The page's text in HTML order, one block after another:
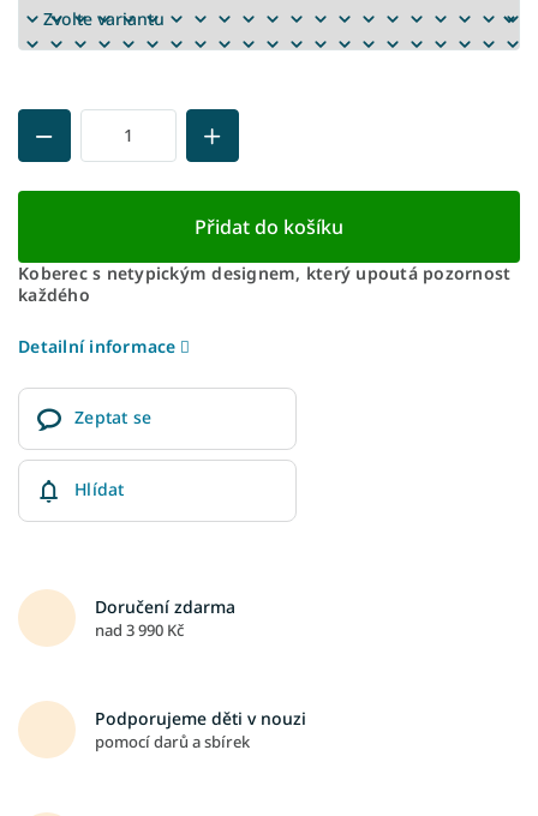
Přidat do košíku
Koberec s netypickým designem, který upoutá pozornost
každého
Detailní informace
Zeptat se
Hlídat
Doručení zdarma
nad 3 990 Kč
Podporujeme děti v nouzi
pomocí darů a sbírek